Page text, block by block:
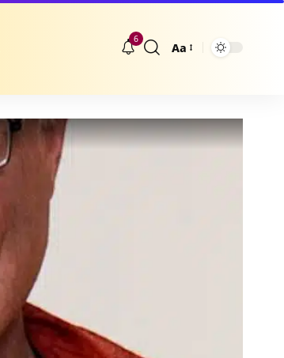
6
Größenänderung
Aa